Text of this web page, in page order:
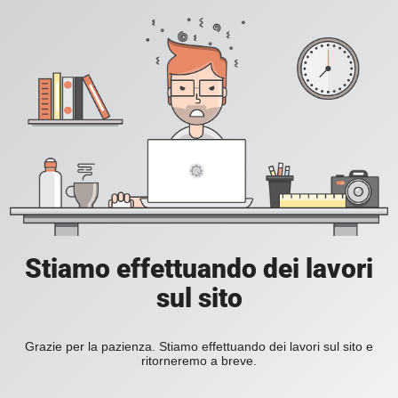
Stiamo effettuando dei lavori
sul sito
Grazie per la pazienza. Stiamo effettuando dei lavori sul sito e
ritorneremo a breve.